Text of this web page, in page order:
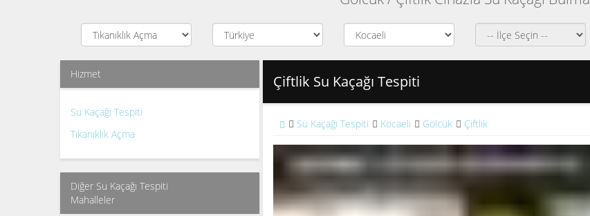
Çiftlik Su Kaçağı Tespiti
Su Kaçağı Tespiti Kocaeli Gölcük Çiftlik
Hizmet
Su Kaçağı Tespiti
Tıkanıklık Açma
Diğer Su Kaçağı Tespiti
Mahalleler